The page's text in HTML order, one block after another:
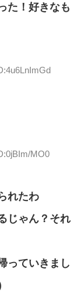
た！好きなも
MO0
れたわ
じゃん？それ
っていきまし